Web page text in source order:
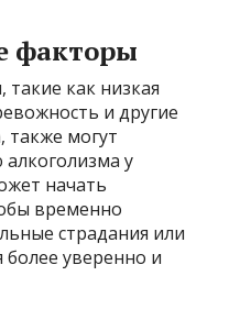
факторы
такие как низкая
и другие
также могут
у
начать
временно
страдания или
более уверенно и